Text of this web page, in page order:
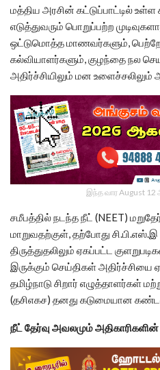
மத்திய அரசின் கட்டுப்பாட்டில்
எடுத்துவரும் பொறுப்பற்ற
ஒட்டுமொத்த மாணவர்களும்,
கல்வியாளர்களும், குழந்தை நல
அதிர்ச்சியிலும் மன
இந்த வார August
சமீபத்தில் நடந்த நீட் (NEET)
மாறுவதற்குள், தற்போது
திருத்துதலிலும் ஏகப்பட்ட
இருக்கும் செய்திகள் அதிர்ச்சியை
தமிழ்நாடு சிறார் எழுத்தாளர்கள்
(தசிஎகச) தனது கடுமையான
நீட் தேர்வு அவலமும்